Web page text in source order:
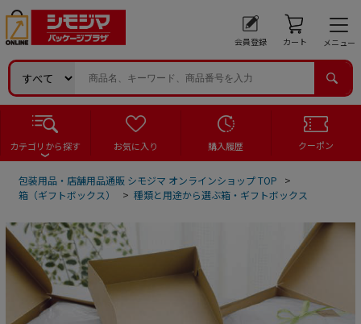
会員登録 カート メニュー
カテゴリから探す お気に入り 購入履歴 クーポン
包装用品・店舗用品通販 シモジマ オンラインショップ TOP
>
箱（ギフトボックス）
> 種類と用途から選ぶ箱・ギフトボックス